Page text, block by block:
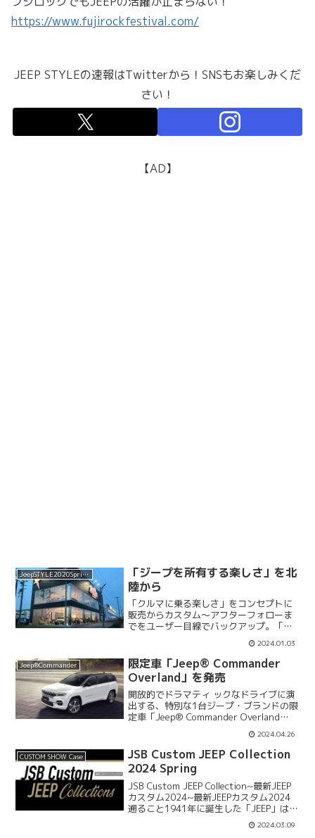
https://www.fujirockfestival.com/
JEEP STYLEの速報はTwitterから！SNSもお楽しみくだ
さい！
【AD】
JeepSTYLE2020Spring
「ジープを所有する楽しさ」を北
陸から
「クルマに乗る楽しさ」をコンセプトに
販売からカスタム～アフターフォローま
でをユーザー目線でバックアップ。「遊
び心のあるクルマ＝ジープ」を中心にラ
インナップを展開し、北陸は新潟県から
カーライフをサポートするソニック・
ジ・エレメンツを訪問する。...
2024.01.03
Jeep®Commander
限定車「Jeep® Commander
Overland」を発売
開放的でドラマティ ックなドライブに演
出する、特別な1台ジープ・ブランドの限
定車「Jeep® Commander Overland
（ジープ コマンダー オーバーランド）」
を、5 月 25 日（土）より、全国のジー
プ正規ディーラーにて、20...
2024.04.26
CUSTOM SHOW Case
JSB Custom JEEP Collection
2024 Spring
JSB Custom JEEP Collection~最新JEEP
カスタム2024~最新JEEPカスタム2024
遡ること1941年に誕生した「JEEP」は
2000年代に入ると大きな転換期を迎える
ことになる。それはJKラングラー・アン
2024.03.09